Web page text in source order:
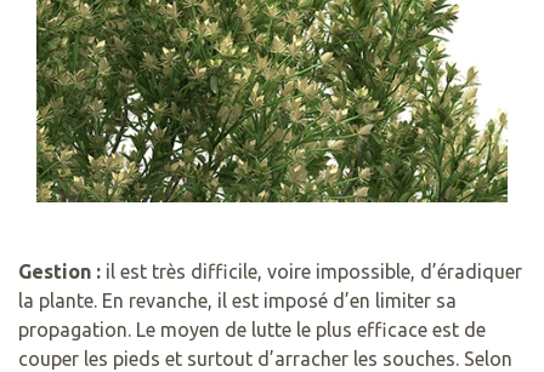
Gestion : il est très difficile, voire impossible, d’éradiquer
la plante. En revanche, il est imposé d’en limiter sa
propagation. Le moyen de lutte le plus efficace est de
couper les pieds et surtout d’arracher les souches. Selon